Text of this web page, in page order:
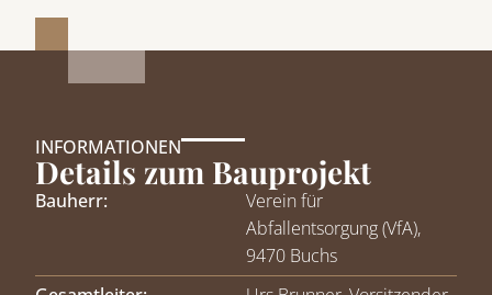
INFORMATIONEN
Details zum Bauprojekt
Bauherr:
Verein für
Abfallentsorgung (VfA),
9470 Buchs